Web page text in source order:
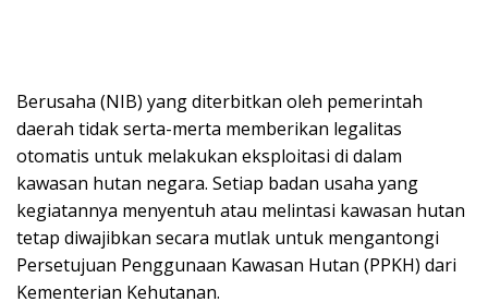
Berusaha (NIB) yang diterbitkan oleh pemerintah
daerah tidak serta-merta memberikan legalitas
otomatis untuk melakukan eksploitasi di dalam
kawasan hutan negara. Setiap badan usaha yang
kegiatannya menyentuh atau melintasi kawasan hutan
tetap diwajibkan secara mutlak untuk mengantongi
Persetujuan Penggunaan Kawasan Hutan (PPKH) dari
Kementerian Kehutanan.